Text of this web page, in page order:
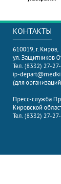
КОНТАКТЫ
610019, г. Киров,
ул. Защитников
Тел. (8332) 27-
ip-
(для
Пресс-служба
Кировской
Тел. (8332) 27-